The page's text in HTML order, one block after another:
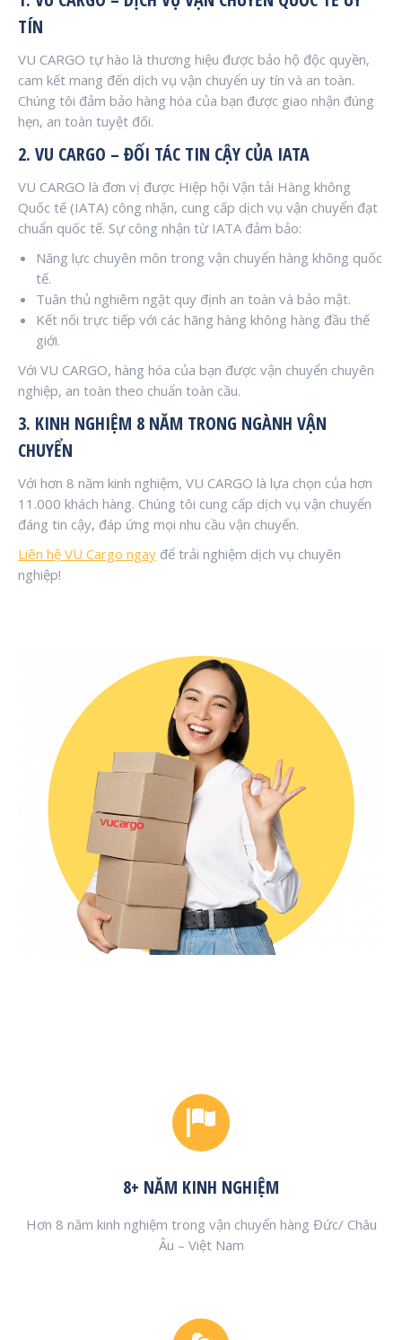
TÍN
VU CARGO tự hào là thương hiệu được bảo hộ độc quyền,
cam kết mang đến dịch vụ vận chuyển uy tín và an toàn.
Chúng tôi đảm bảo hàng hóa của bạn được giao nhận đúng
hẹn, an toàn tuyệt đối.
2. VU CARGO – ĐỐI TÁC TIN CẬY CỦA IATA
VU CARGO là đơn vị được Hiệp hội Vận tải Hàng không
Quốc tế (IATA) công nhận, cung cấp dịch vụ vận chuyển đạt
chuẩn quốc tế. Sự công nhận từ IATA đảm bảo:
Năng lực chuyên môn trong vận chuyển hàng không quốc
tế.
Tuân thủ nghiêm ngặt quy định an toàn và bảo mật.
Kết nối trực tiếp với các hãng hàng không hàng đầu thế
giới.
Với VU CARGO, hàng hóa của bạn được vận chuyển chuyên
nghiệp, an toàn theo chuẩn toàn cầu.
3. KINH NGHIỆM 8 NĂM TRONG NGÀNH VẬN
CHUYỂN
Với hơn 8 năm kinh nghiệm, VU CARGO là lựa chọn của hơn
11.000 khách hàng. Chúng tôi cung cấp dịch vụ vận chuyển
đáng tin cậy, đáp ứng mọi nhu cầu vận chuyển.
Liên hệ VU Cargo ngay để trải nghiệm dịch vụ chuyên
nghiệp!
8+ NĂM KINH NGHIỆM
Hơn 8 năm kinh nghiệm trong vận chuyển hàng Đức/ Châu
Âu – Việt Nam